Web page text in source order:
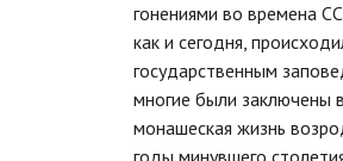
гонениями во времена
как и сегодня,
государственным
многие были заключены
монашеская жизнь